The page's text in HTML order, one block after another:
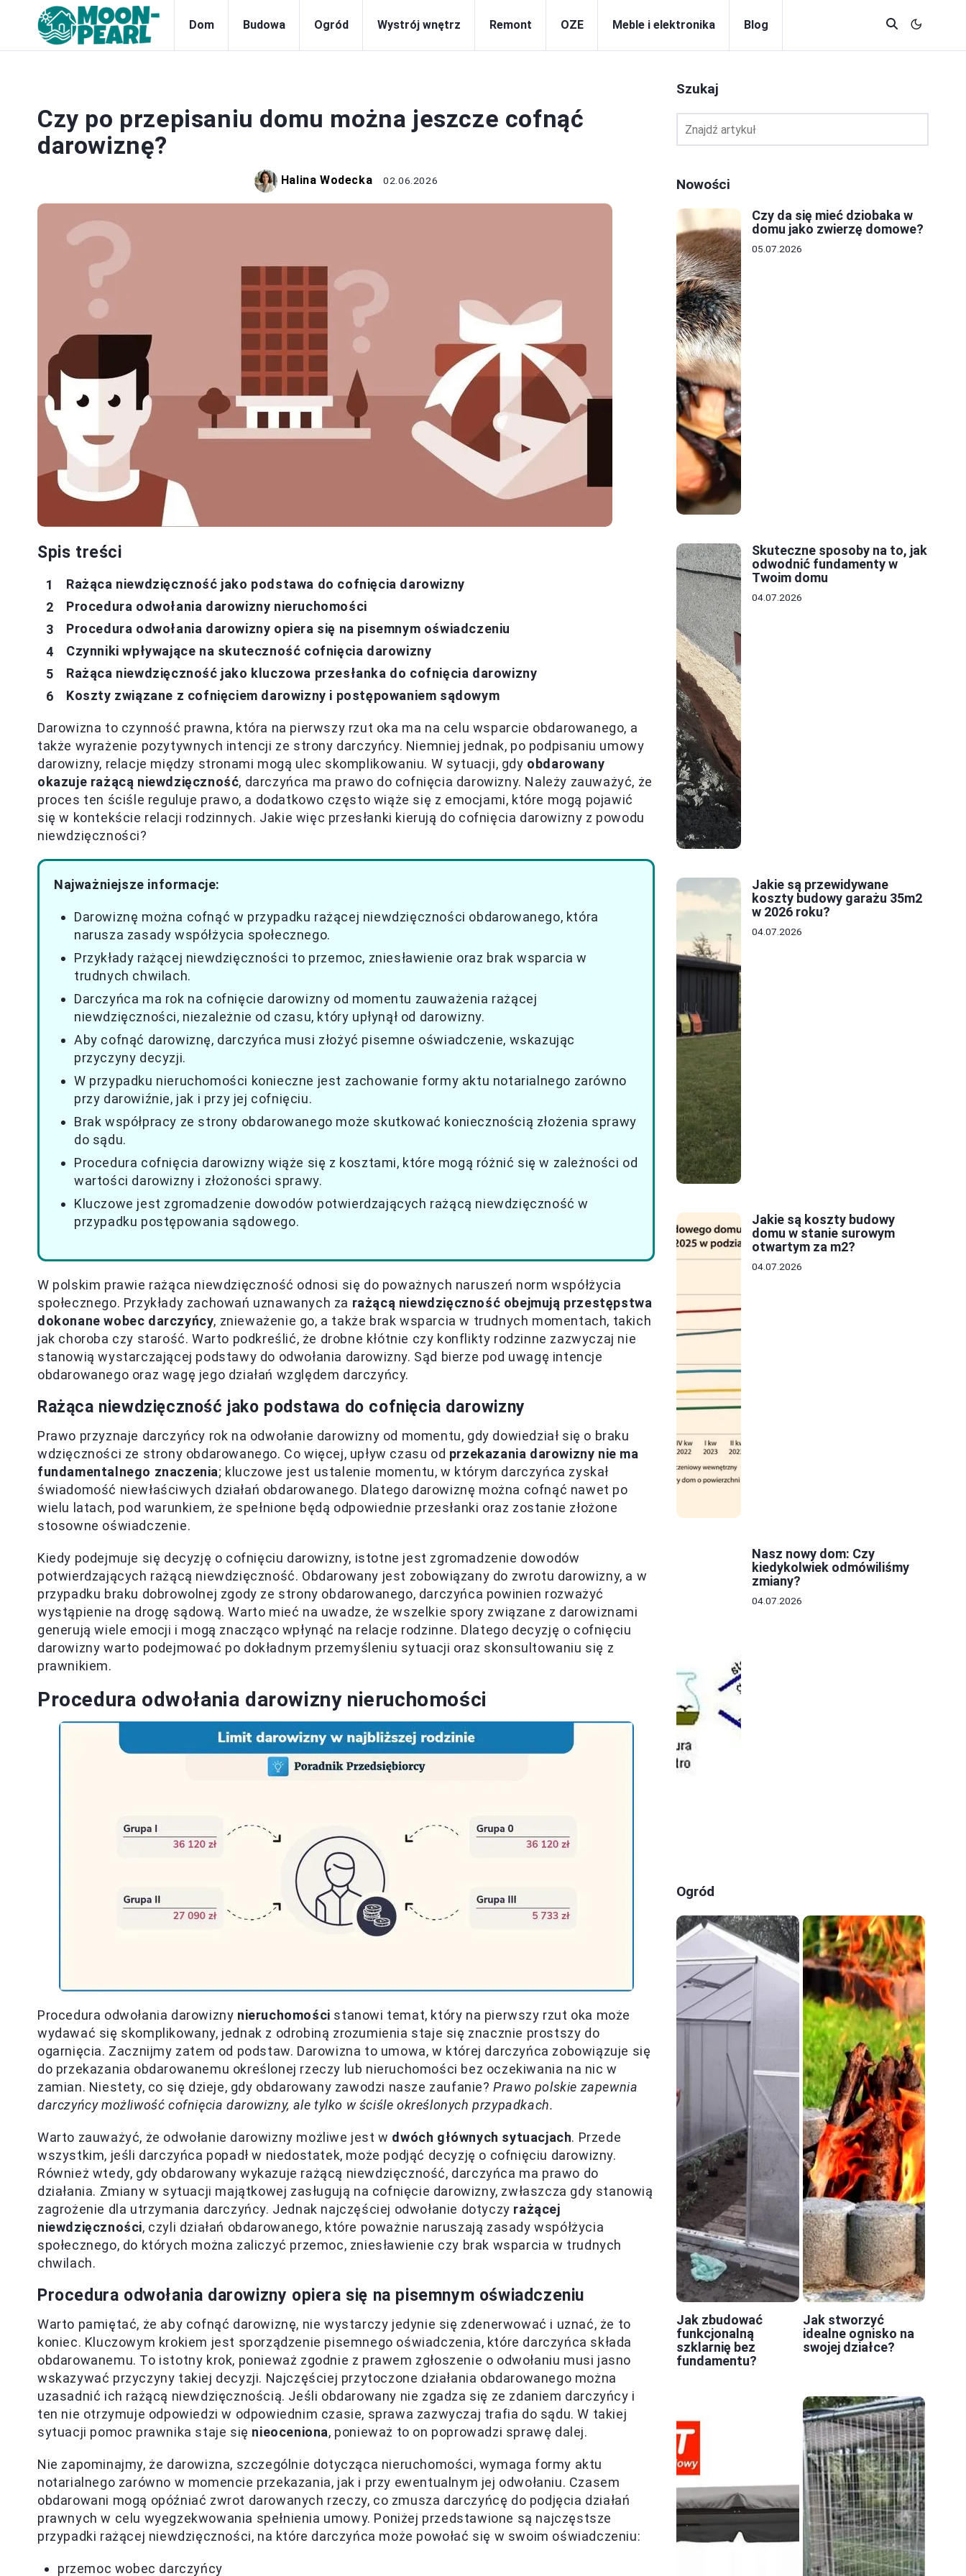
Dom Budowa Ogród Wystrój wnętrz Remont OZE Meble i elektronika Blog
Czy po przepisaniu domu można jeszcze cofnąć
darowiznę?
Halina Wodecka 02.06.2026
Spis treści
Rażąca niewdzięczność jako podstawa do cofnięcia darowizny
Procedura odwołania darowizny nieruchomości
Procedura odwołania darowizny opiera się na pisemnym oświadczeniu
Czynniki wpływające na skuteczność cofnięcia darowizny
Rażąca niewdzięczność jako kluczowa przesłanka do cofnięcia darowizny
Koszty związane z cofnięciem darowizny i postępowaniem sądowym
Darowizna to czynność prawna, która na pierwszy rzut oka ma na celu wsparcie obdarowanego, a
także wyrażenie pozytywnych intencji ze strony darczyńcy. Niemniej jednak, po podpisaniu umowy
darowizny, relacje między stronami mogą ulec skomplikowaniu. W sytuacji, gdy obdarowany
okazuje rażącą niewdzięczność, darczyńca ma prawo do cofnięcia darowizny. Należy zauważyć, że
proces ten ściśle reguluje prawo, a dodatkowo często wiąże się z emocjami, które mogą pojawić
się w kontekście relacji rodzinnych. Jakie więc przesłanki kierują do cofnięcia darowizny z powodu
niewdzięczności?
Najważniejsze informacje:
Darowiznę można cofnąć w przypadku rażącej niewdzięczności obdarowanego, która
narusza zasady współżycia społecznego.
Przykłady rażącej niewdzięczności to przemoc, zniesławienie oraz brak wsparcia w
trudnych chwilach.
Darczyńca ma rok na cofnięcie darowizny od momentu zauważenia rażącej
niewdzięczności, niezależnie od czasu, który upłynął od darowizny.
Aby cofnąć darowiznę, darczyńca musi złożyć pisemne oświadczenie, wskazując
przyczyny decyzji.
W przypadku nieruchomości konieczne jest zachowanie formy aktu notarialnego zarówno
przy darowiźnie, jak i przy jej cofnięciu.
Brak współpracy ze strony obdarowanego może skutkować koniecznością złożenia sprawy
do sądu.
Procedura cofnięcia darowizny wiąże się z kosztami, które mogą różnić się w zależności od
wartości darowizny i złożoności sprawy.
Kluczowe jest zgromadzenie dowodów potwierdzających rażącą niewdzięczność w
przypadku postępowania sądowego.
W polskim prawie rażąca niewdzięczność odnosi się do poważnych naruszeń norm współżycia
społecznego. Przykłady zachowań uznawanych za rażącą niewdzięczność obejmują przestępstwa
dokonane wobec darczyńcy, znieważenie go, a także brak wsparcia w trudnych momentach, takich
jak choroba czy starość. Warto podkreślić, że drobne kłótnie czy konflikty rodzinne zazwyczaj nie
stanowią wystarczającej podstawy do odwołania darowizny. Sąd bierze pod uwagę intencje
obdarowanego oraz wagę jego działań względem darczyńcy.
Rażąca niewdzięczność jako podstawa do cofnięcia darowizny
Prawo przyznaje darczyńcy rok na odwołanie darowizny od momentu, gdy dowiedział się o braku
wdzięczności ze strony obdarowanego. Co więcej, upływ czasu od przekazania darowizny nie ma
fundamentalnego znaczenia; kluczowe jest ustalenie momentu, w którym darczyńca zyskał
świadomość niewłaściwych działań obdarowanego. Dlatego darowiznę można cofnąć nawet po
wielu latach, pod warunkiem, że spełnione będą odpowiednie przesłanki oraz zostanie złożone
stosowne oświadczenie.
Kiedy podejmuje się decyzję o cofnięciu darowizny, istotne jest zgromadzenie dowodów
potwierdzających rażącą niewdzięczność. Obdarowany jest zobowiązany do zwrotu darowizny, a w
przypadku braku dobrowolnej zgody ze strony obdarowanego, darczyńca powinien rozważyć
wystąpienie na drogę sądową. Warto mieć na uwadze, że wszelkie spory związane z darowiznami
generują wiele emocji i mogą znacząco wpłynąć na relacje rodzinne. Dlatego decyzję o cofnięciu
darowizny warto podejmować po dokładnym przemyśleniu sytuacji oraz skonsultowaniu się z
prawnikiem.
Procedura odwołania darowizny nieruchomości
Procedura odwołania darowizny nieruchomości stanowi temat, który na pierwszy rzut oka może
wydawać się skomplikowany, jednak z odrobiną zrozumienia staje się znacznie prostszy do
ogarnięcia. Zacznijmy zatem od podstaw. Darowizna to umowa, w której darczyńca zobowiązuje się
do przekazania obdarowanemu określonej rzeczy lub nieruchomości bez oczekiwania na nic w
zamian. Niestety, co się dzieje, gdy obdarowany zawodzi nasze zaufanie?Prawo polskie zapewnia
darczyńcy możliwość cofnięcia darowizny, ale tylko w ściśle określonych przypadkach.
Warto zauważyć, że odwołanie darowizny możliwe jest w dwóch głównych sytuacjach. Przede
wszystkim, jeśli darczyńca popadł w niedostatek, może podjąć decyzję o cofnięciu darowizny.
Również wtedy, gdy obdarowany wykazuje rażącą niewdzięczność, darczyńca ma prawo do
działania. Zmiany w sytuacji majątkowej zasługują na cofnięcie darowizny, zwłaszcza gdy stanowią
zagrożenie dla utrzymania darczyńcy. Jednak najczęściej odwołanie dotyczy rażącej
niewdzięczności, czyli działań obdarowanego, które poważnie naruszają zasady współżycia
społecznego, do których można zaliczyć przemoc, zniesławienie czy brak wsparcia w trudnych
chwilach.
Procedura odwołania darowizny opiera się na pisemnym oświadczeniu
Warto pamiętać, że aby cofnąć darowiznę, nie wystarczy jedynie się zdenerwować i uznać, że to
koniec. Kluczowym krokiem jest sporządzenie pisemnego oświadczenia, które darczyńca składa
obdarowanemu. To istotny krok, ponieważ zgodnie z prawem zgłoszenie o odwołaniu musi jasno
wskazywać przyczyny takiej decyzji. Najczęściej przytoczone działania obdarowanego można
uzasadnić ich rażącą niewdzięcznością. Jeśli obdarowany nie zgadza się ze zdaniem darczyńcy i
ten nie otrzymuje odpowiedzi w odpowiednim czasie, sprawa zazwyczaj trafia do sądu. W takiej
sytuacji pomoc prawnika staje się nieoceniona, ponieważ to on poprowadzi sprawę dalej.
Nie zapominajmy, że darowizna, szczególnie dotycząca nieruchomości, wymaga formy aktu
notarialnego zarówno w momencie przekazania, jak i przy ewentualnym jej odwołaniu. Czasem
obdarowani mogą opóźniać zwrot darowanych rzeczy, co zmusza darczyńcę do podjęcia działań
prawnych w celu wyegzekwowania spełnienia umowy. Poniżej przedstawione są najczęstsze
przypadki rażącej niewdzięczności, na które darczyńca może powołać się w swoim oświadczeniu:
przemoc wobec darczyńcy
Szukaj
Nowości
Czy da się mieć dziobaka w
domu jako zwierzę domowe?
05.07.2026
Skuteczne sposoby na to, jak
odwodnić fundamenty w
Twoim domu
04.07.2026
Jakie są przewidywane
koszty budowy garażu 35m2
w 2026 roku?
04.07.2026
Jakie są koszty budowy
domu w stanie surowym
otwartym za m2?
04.07.2026
Nasz nowy dom: Czy
kiedykolwiek odmówiliśmy
zmiany?
04.07.2026
Ogród
Jak zbudować
funkcjonalną
szklarnię bez
fundamentu?
Jak stworzyć
idealne ognisko na
swojej działce?